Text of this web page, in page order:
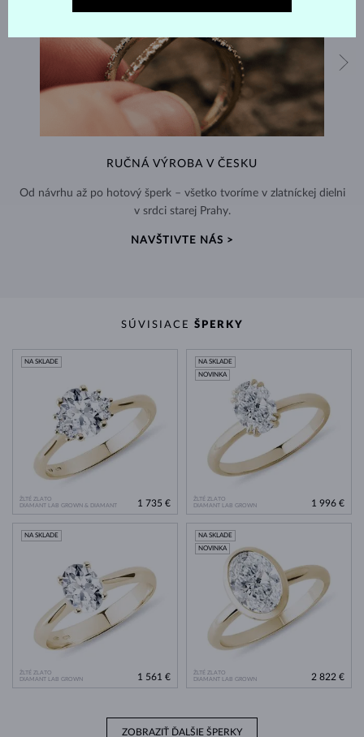
RUČNÁ VÝROBA V ČESKU
Od návrhu až po hotový šperk – všetko tvoríme v zlatníckej dielni
v srdci starej Prahy.
NAVŠTIVTE NÁS >
SÚVISIACE ŠPERKY
ŽLTÉ ZLATO
DIAMANT LAB GROWN & DIAMANT
NA SKLADE
1 735 €
ŽLTÉ ZLATO
DIAMANT LAB GROWN
NA SKLADE
NOVINKA
1 996 €
ŽLTÉ ZLATO
DIAMANT LAB GROWN
NA SKLADE
1 561 €
ŽLTÉ ZLATO
DIAMANT LAB GROWN
NA SKLADE
NOVINKA
2 822 €
ZOBRAZIŤ ĎALŠIE ŠPERKY